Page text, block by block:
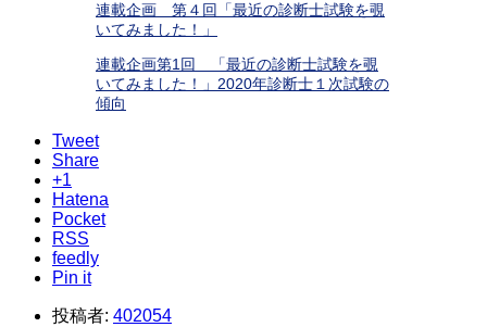
連載企画 第４回「最近の診断士試験を覗
いてみました！」
連載企画第1回 「最近の診断士試験を覗
いてみました！」2020年診断士１次試験の
傾向
Tweet
Share
+1
Hatena
Pocket
RSS
feedly
Pin it
投稿者: 402054